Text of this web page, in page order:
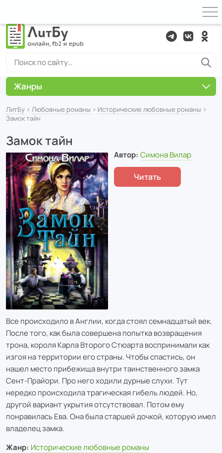
ЛитБу › Любовные романы › Исторические любовные романы ›
Замок тайн
Замок тайн
Автор: Симона Вилар
Читать
Все происходило в Англии, когда стоял семнадцатый век.
После того, как была совершена попытка возвращения
трона, короля Карла Второго Стюарта воспринимали как
изгоя на территории его страны. Чтобы спастись, он
нашел место прибежища внутри таинственного замка
Сент-Прайори. Про него ходили дурные слухи. Тут
нередко происходила трагическая гибель людей. Но,
другой вариант укрытия отсутствовал. Потом ему
понравилась Ева. Она была старшей дочкой, которую имел
владелец замка.
Жанр: Исторические любовные романы
Жанры